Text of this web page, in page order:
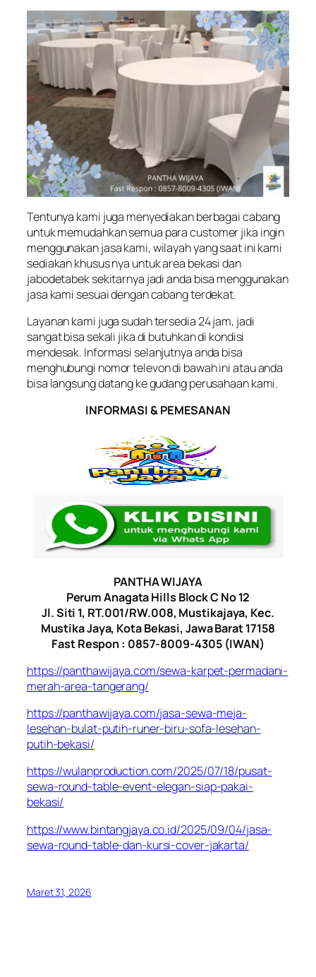
Tentunya kami juga menyediakan berbagai cabang
untuk memudahkan semua para customer jika ingin
menggunakan jasa kami, wilayah yang saat ini kami
sediakan khusus nya untuk area bekasi dan
jabodetabek sekitarnya jadi anda bisa menggunakan
jasa kami sesuai dengan cabang terdekat.
Layanan kami juga sudah tersedia 24 jam, jadi
sangat bisa sekali jika di butuhkan di kondisi
mendesak. Informasi selanjutnya anda bisa
menghubungi nomor televon di bawah ini atau anda
bisa langsung datang ke gudang perusahaan kami.
INFORMASI & PEMESANAN
PANTHA WIJAYA
Perum Anagata Hills Block C No 12
Jl. Siti 1, RT.001/RW.008, Mustikajaya, Kec.
Mustika Jaya, Kota Bekasi, Jawa Barat 17158
Fast Respon : 0857-8009-4305 (IWAN)
https://panthawijaya.com/sewa-karpet-permadani-
merah-area-tangerang/
https://panthawijaya.com/jasa-sewa-meja-
lesehan-bulat-putih-runer-biru-sofa-lesehan-
putih-bekasi/
https://wulanproduction.com/2025/07/18/pusat-
sewa-round-table-event-elegan-siap-pakai-
bekasi/
https://www.bintangjaya.co.id/2025/09/04/jasa-
sewa-round-table-dan-kursi-cover-jakarta/
Maret 31, 2026